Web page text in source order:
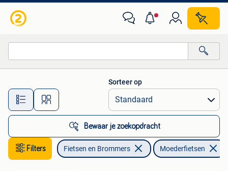
Alle afstanden…
Sorteer op
Bewaar je zoekopdracht
Filters Fietsen en Brommers Moederfietsen